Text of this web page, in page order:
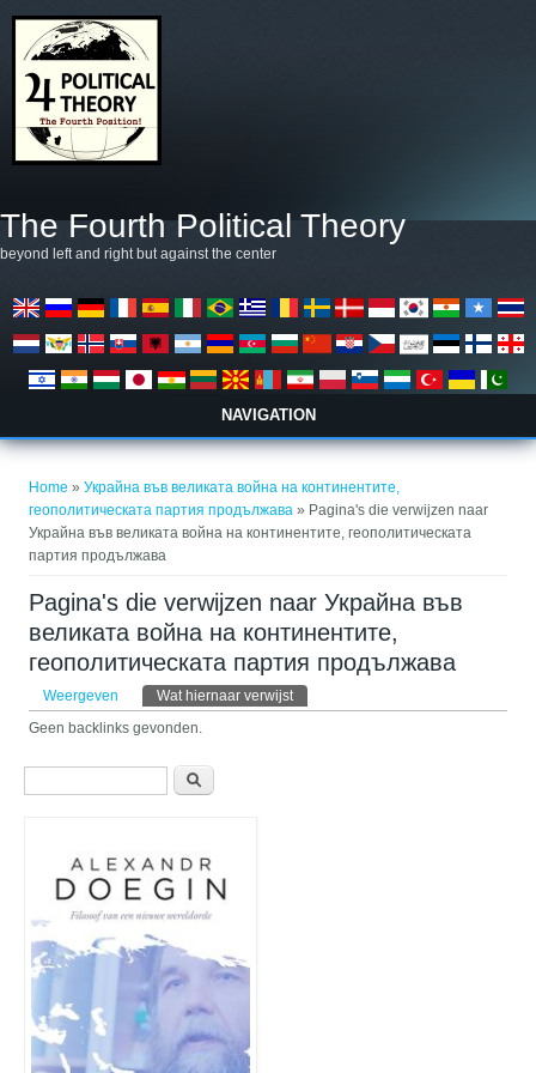
The Fourth Political Theory
beyond left and right but against the center
NAVIGATION
Home »Украйна във великата война на континентите,
геополитическата партия продължава » Pagina's die verwijzen naar
Украйна във великата война на континентите, геополитическата
партия продължава
Pagina's die verwijzen naar Украйна във
великата война на континентите,
геополитическата партия продължава
Primaire tabs
Weergeven Wat hiernaar verwijst(actieve tabblad)
Geen backlinks gevonden.